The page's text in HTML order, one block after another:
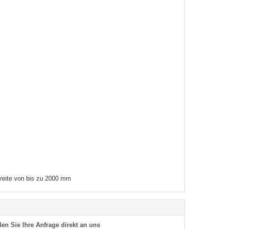
von bis zu 2000 mm
Sie Ihre Anfrage direkt an uns